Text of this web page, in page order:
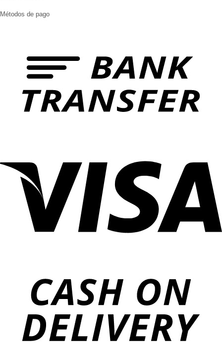
Métodos de pago